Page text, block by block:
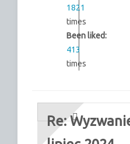
1821
times
Been liked:
413
times
Re: